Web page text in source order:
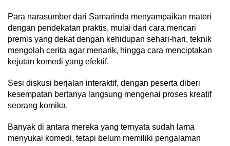
Para narasumber dari Samarinda menyampaikan materi
dengan pendekatan praktis, mulai dari cara mencari
premis yang dekat dengan kehidupan sehari-hari, teknik
mengolah cerita agar menarik, hingga cara menciptakan
kejutan komedi yang efektif.
Sesi diskusi berjalan interaktif, dengan peserta diberi
kesempatan bertanya langsung mengenai proses kreatif
seorang komika.
Banyak di antara mereka yang ternyata sudah lama
menyukai komedi, tetapi belum memiliki pengalaman